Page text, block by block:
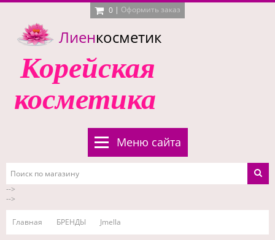
0 | Оформить заказ
Лиенкосметик
Корейская
косметика
Меню сайта
-->
-->
Главная БРЕНДЫ Jmella